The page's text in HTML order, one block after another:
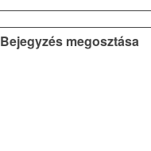
Bejegyzés megosztása